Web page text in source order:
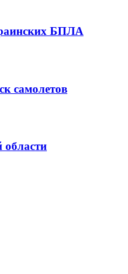
БПЛА
самолетов
области